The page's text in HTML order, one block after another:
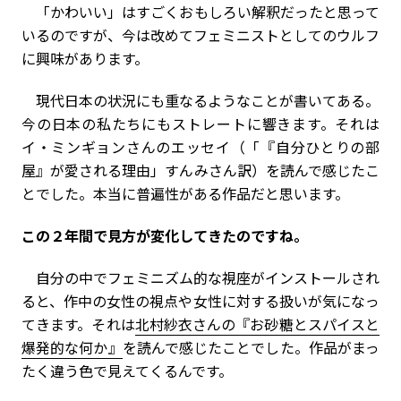
「かわいい」はすごくおもしろい解釈だったと思って
いるのですが、今は改めてフェミニストとしてのウルフ
に興味があります。
現代日本の状況にも重なるようなことが書いてある。
今の日本の私たちにもストレートに響きます。それは
イ・ミンギョンさんのエッセイ（「『自分ひとりの部
屋』が愛される理由」すんみさん訳）を読んで感じたこ
とでした。本当に普遍性がある作品だと思います。
――この２年間で見方が変化してきたのですね。
自分の中でフェミニズム的な視座がインストールされ
ると、作中の女性の視点や女性に対する扱いが気になっ
てきます。それは北村紗衣さんの『お砂糖とスパイスと
爆発的な何か』 を読んで感じたことでした。作品がまっ
たく違う色で見えてくるんです。